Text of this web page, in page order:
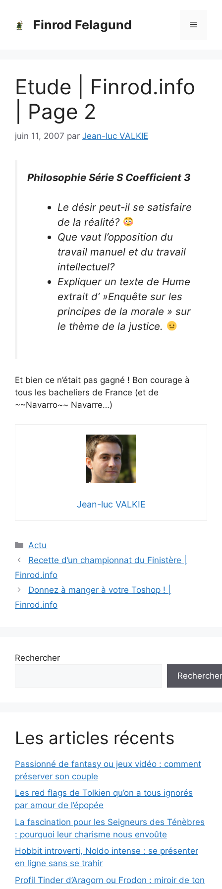
contenu
Finrod Felagund Menu
Etude | Finrod.info
| Page 2
juin 11, 2007 par Jean-luc VALKIE
Philosophie Série S Coefficient 3
Le désir peut-il se satisfaire
de la réalité?
Que vaut l’opposition du
travail manuel et du travail
intellectuel?
Expliquer un texte de Hume
extrait d’ »Enquête sur les
principes de la morale » sur
le thème de la justice.
Et bien ce n’était pas gagné ! Bon courage à
tous les bacheliers de France (et de
~~Navarro~~ Navarre…)
Jean-luc VALKIE
Catégories
Actu
Recette d’un championnat du Finistère |
Finrod.info
Donnez à manger à votre Toshop ! |
Finrod.info
Rechercher
Rechercher
Les articles récents
Passionné de fantasy ou jeux vidéo : comment
préserver son couple
Les red flags de Tolkien qu’on a tous ignorés
par amour de l’épopée
La fascination pour les Seigneurs des Ténèbres
: pourquoi leur charisme nous envoûte
Hobbit introverti, Noldo intense : se présenter
en ligne sans se trahir
Profil Tinder d’Aragorn ou Frodon : miroir de ton